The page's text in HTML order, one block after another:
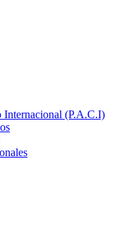
Internacional (P.A.C.I)